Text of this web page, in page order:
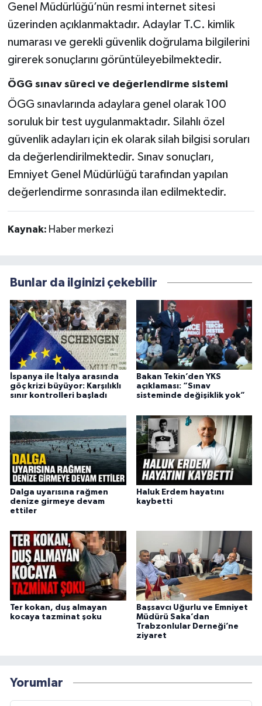
Genel Müdürlüğü’nün resmi internet sitesi
üzerinden açıklanmaktadır. Adaylar T.C. kimlik
numarası ve gerekli güvenlik doğrulama bilgilerini
girerek sonuçlarını görüntüleyebilmektedir.
ÖGG sınav süreci ve değerlendirme sistemi
ÖGG sınavlarında adaylara genel olarak 100
soruluk bir test uygulanmaktadır. Silahlı özel
güvenlik adayları için ek olarak silah bilgisi soruları
da değerlendirilmektedir. Sınav sonuçları,
Emniyet Genel Müdürlüğü tarafından yapılan
değerlendirme sonrasında ilan edilmektedir.
Kaynak: Haber merkezi
Bunlar da ilginizi çekebilir
İspanya ile İtalya arasında
göç krizi büyüyor: Karşılıklı
sınır kontrolleri başladı
Bakan Tekin’den YKS
açıklaması: “Sınav
sisteminde değişiklik yok”
Dalga uyarısına rağmen
denize girmeye devam
ettiler
Haluk Erdem hayatını
kaybetti
Ter kokan, duş almayan
kocaya tazminat şoku
Başsavcı Uğurlu ve Emniyet
Müdürü Saka’dan
Trabzonlular Derneği’ne
ziyaret
Yorumlar